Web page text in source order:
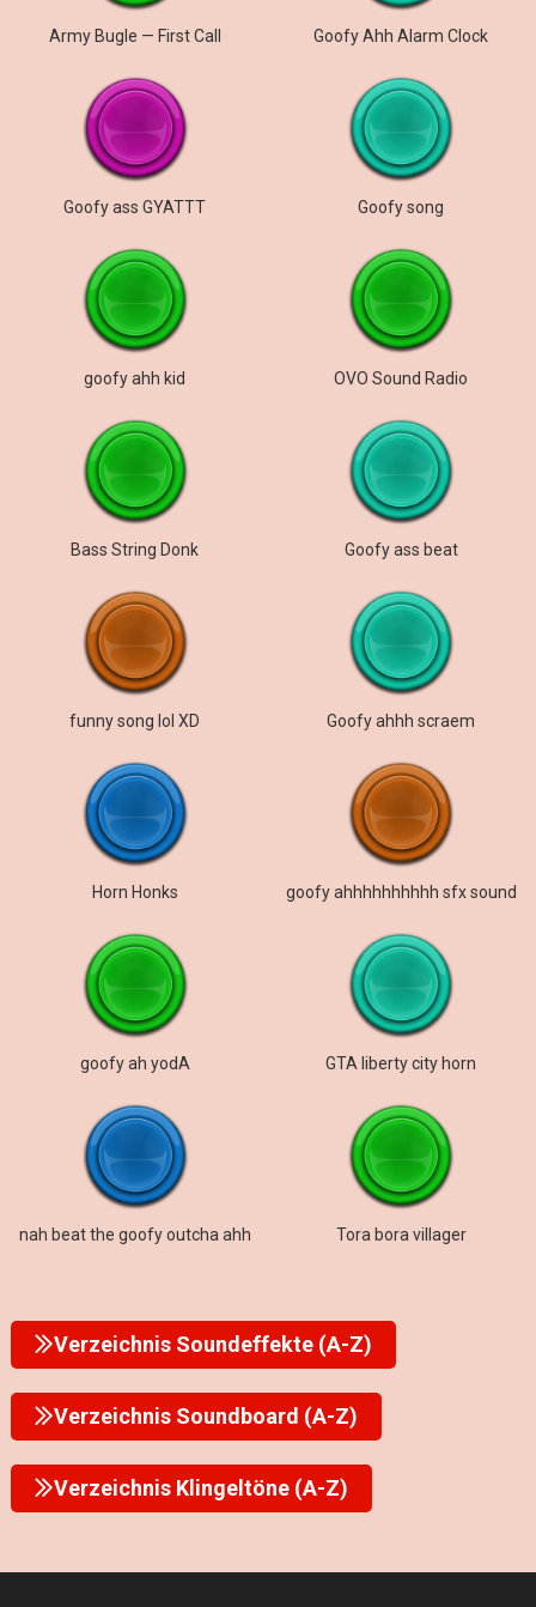
Army Bugle — First Call Goofy Ahh Alarm Clock
Goofy ass GYATTT Goofy song
goofy ahh kid OVO Sound Radio
Bass String Donk Goofy ass beat
funny song lol XD Goofy ahhh scraem
Horn Honks goofy ahhhhhhhhhh sfx sound
goofy ah yodA GTA liberty city horn
nah beat the goofy outcha ahh Tora bora villager
Verzeichnis Soundeffekte (A-Z)
Verzeichnis Soundboard (A-Z)
Verzeichnis Klingeltöne (A-Z)